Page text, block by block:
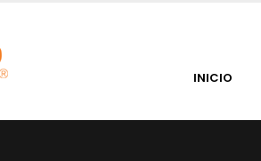
INICIO